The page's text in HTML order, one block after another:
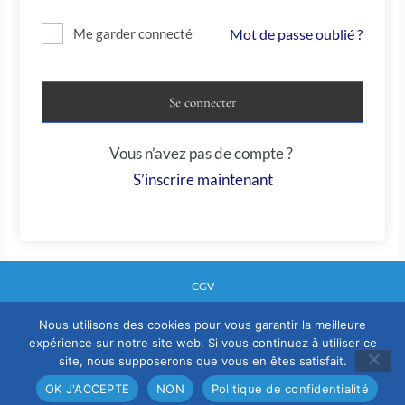
Me garder connecté Mot de passe oublié ?
Se connecter
Vous n’avez pas de compte ?
S’inscrire maintenant
CGV
Mentions legales
Politique confidentialité
Nous utilisons des cookies pour vous garantir la meilleure
expérience sur notre site web. Si vous continuez à utiliser ce
site, nous supposerons que vous en êtes satisfait.
OK J'ACCEPTE
NON Politique de confidentialité